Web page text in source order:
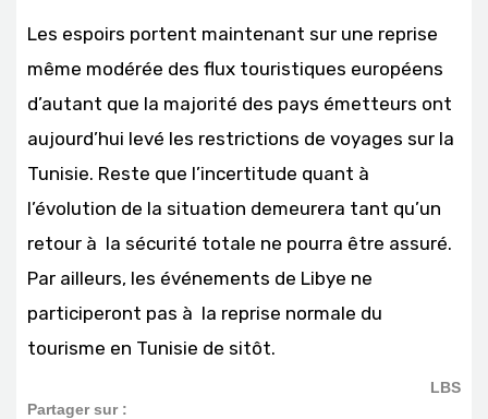
Les espoirs portent maintenant sur une reprise
même modérée des flux touristiques européens
d’autant que la majorité des pays émetteurs ont
aujourd’hui levé les restrictions de voyages sur la
Tunisie. Reste que l’incertitude quant à
l’évolution de la situation demeurera tant qu’un
retour à la sécurité totale ne pourra être assuré.
Par ailleurs, les événements de Libye ne
participeront pas à la reprise normale du
tourisme en Tunisie de sitôt.
LBS
Partager sur :